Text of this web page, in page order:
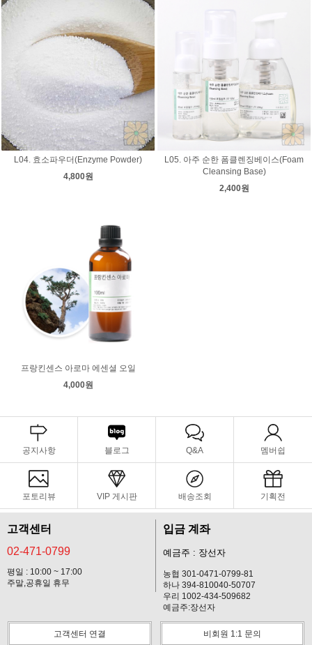
L04. 효소파우더(Enzyme Powder)
4,800원
L05. 아주 순한 폼클렌징베이스(Foam
Cleansing Base)
2,400원
프랑킨센스 아로마 에센셜 오일
4,000원
공지사항 블로그 Q&A 멤버쉽
포토리뷰 VIP 게시판 배송조회 기획전
고객센터
02-471-0799
평일 : 10:00 ~ 17:00
주말,공휴일 휴무
입금 계좌
예금주 : 장선자
농협 301-0471-0799-81
하나 394-810040-50707
우리 1002-434-509682
예금주:장선자
고객센터 연결 비회원 1:1 문의